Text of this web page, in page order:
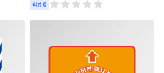
리뷰 0